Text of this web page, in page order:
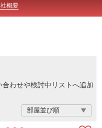
概要
わせや検討中リストへ追加